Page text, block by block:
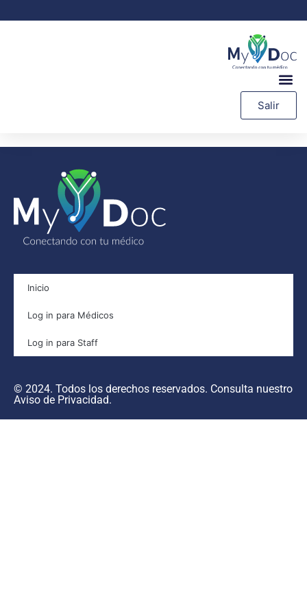
Salir
Inicio
Log in para Médicos
Log in para Staff
© 2024. Todos los derechos reservados. Consulta nuestro
Aviso de Privacidad.